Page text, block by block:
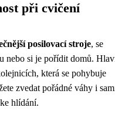
při cvičení
posilovací stroje, se
nebo si je pořídit domů.
která se pohybuje
zvedat pořádné váhy i
hlídání.